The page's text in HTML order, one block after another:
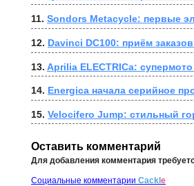
11. Sondors Metacycle: первые
12. Davinci DC100: приём
13. Aprilia ELECTRICa:
14. Energica начала серийное
15. Velocifero Jump: стильный
Оставить комментарий
Для добавления комментария
Социальные комментарии Cackle